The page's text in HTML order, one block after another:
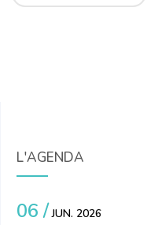
L'AGENDA
06 /JUN. 2026